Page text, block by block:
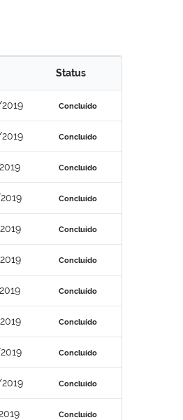
Status
Concluído
Concluído
Concluído
Concluído
Concluído
Concluído
Concluído
Concluído
Concluído
Concluído
Concluído